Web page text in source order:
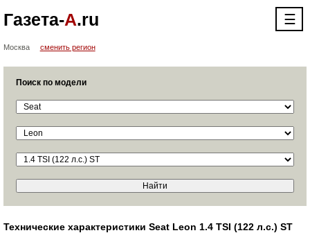
Газета-А.ru ☰
Москва сменить регион
Поиск по модели
Технические характеристики Seat Leon 1.4 TSI (122 л.с.) ST